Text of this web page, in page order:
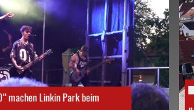
machen Linkin Park beim